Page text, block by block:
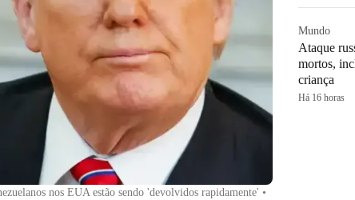
nos EUA estão sendo 'devolvidos rapidamente' •
Mundo
Ataque
mortos,
criança
Há 16 horas